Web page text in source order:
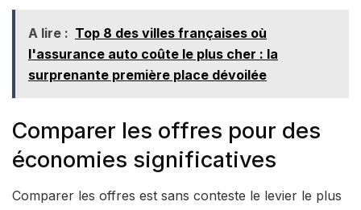
A lire : Top 8 des villes françaises où
l'assurance auto coûte le plus cher : la
surprenante première place dévoilée
Comparer les offres pour des
économies significatives
Comparer les offres est sans conteste le levier le plus